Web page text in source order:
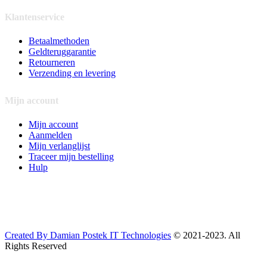
Klantenservice
Betaalmethoden
Geldteruggarantie
Retourneren
Verzending en levering
Mijn account
Mijn account
Aanmelden
Mijn verlanglijst
Traceer mijn bestelling
Hulp
Created By Damian Postek IT Technologies © 2021-2023. All
Rights Reserved